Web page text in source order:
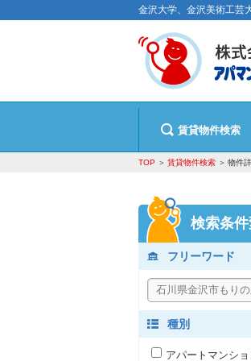
金沢大学、金沢美術工芸
賃貸物件検索
TOP 賃貸物件検索 物件
検索条
フリーワード
種別
アパートマンショ